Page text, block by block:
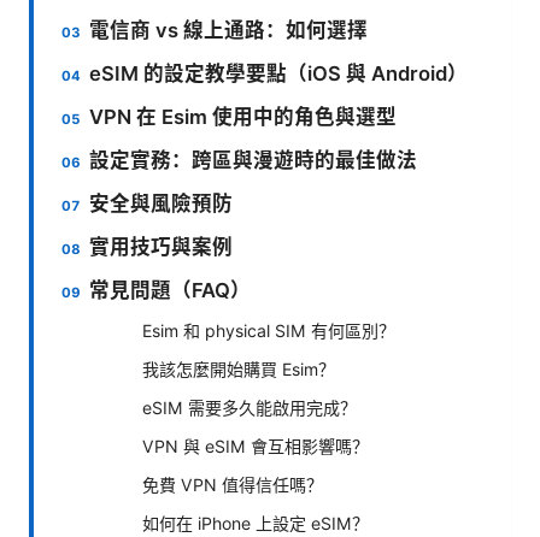
電信商 vs 線上通路：如何選擇
eSIM 的設定教學要點（iOS 與 Android）
VPN 在 Esim 使用中的角色與選型
設定實務：跨區與漫遊時的最佳做法
安全與風險預防
實用技巧與案例
常見問題（FAQ）
Esim 和 physical SIM 有何區別？
我該怎麼開始購買 Esim？
eSIM 需要多久能啟用完成？
VPN 與 eSIM 會互相影響嗎？
免費 VPN 值得信任嗎？
如何在 iPhone 上設定 eSIM？